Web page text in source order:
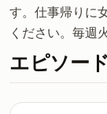
す。仕事帰りに
ください。毎週
エピソード